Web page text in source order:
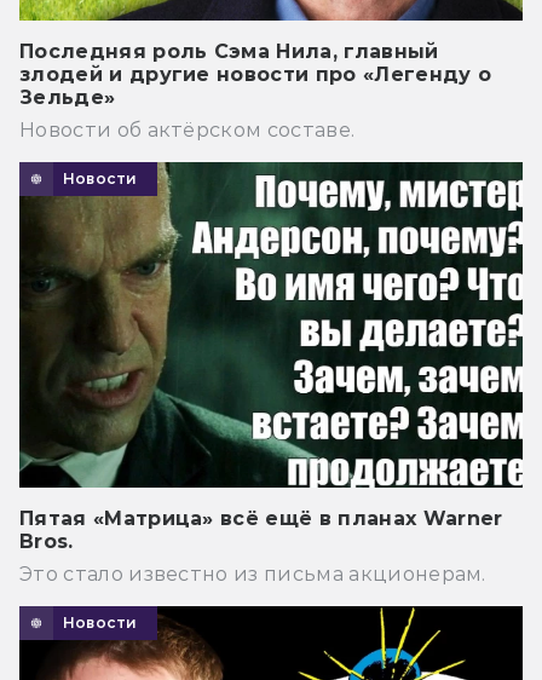
Последняя роль Сэма Нила, главный
злодей и другие новости про «Легенду о
Зельде»
Новости об актёрском составе.
Новости
Пятая «Матрица» всё ещё в планах Warner
Bros.
Это стало известно из письма акционерам.
Новости